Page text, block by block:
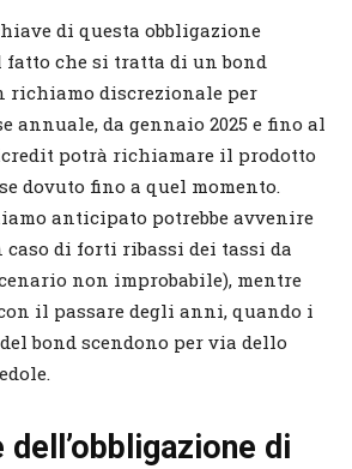
di questa obbligazione
che si tratta di un bond
richiamo discrezionale per
annuale, da gennaio 2025 e fino al
potrà richiamare il prodotto
dovuto fino a quel momento.
anticipato potrebbe avvenire
di forti ribassi dei tassi da
non improbabile), mentre
il passare degli anni, quando i
bond scendono per via dello
dell’obbligazione di